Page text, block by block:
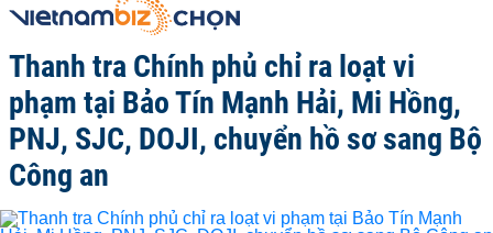
Thanh tra Chính phủ chỉ ra loạt vi
phạm tại Bảo Tín Mạnh Hải, Mi Hồng,
PNJ, SJC, DOJI, chuyển hồ sơ sang Bộ
Công an